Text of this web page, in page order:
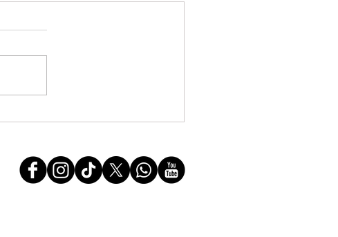
Reunião no HUAP expõe
com Reitoria e Superintendência